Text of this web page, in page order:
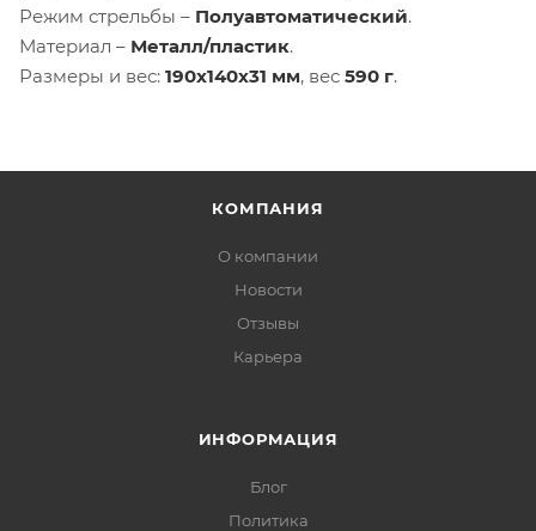
Режим стрельбы – Полуавтоматический.
Материал – Металл/пластик.
Размеры и вес: 190x140x31 мм, вес 590 г.
КОМПАНИЯ
О компании
Новости
Отзывы
Карьера
ИНФОРМАЦИЯ
Блог
Политика